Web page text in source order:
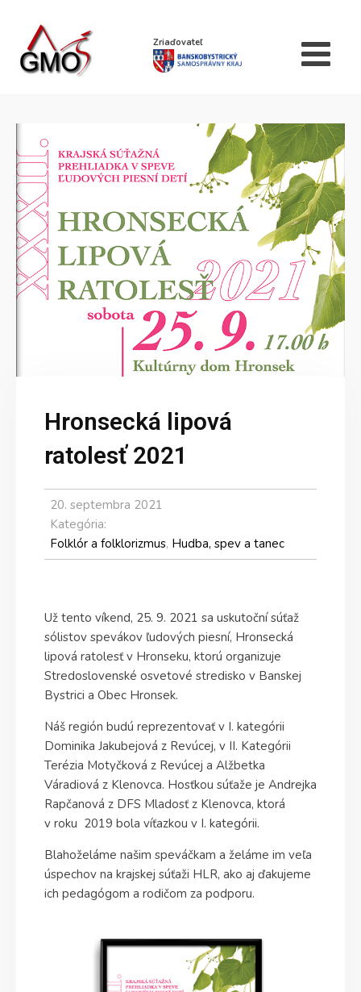
Zriaďovateľ
Hronsecká lipová
ratolesť 2021
20. septembra 2021
Kategória:
Folklór a folklorizmus, Hudba, spev a tanec
Už tento víkend, 25. 9. 2021 sa uskutoční súťaž
sólistov spevákov ľudových piesní, Hronsecká
lipová ratolesť v Hronseku, ktorú organizuje
Stredoslovenské osvetové stredisko v Banskej
Bystrici a Obec Hronsek.
Náš región budú reprezentovať v I. kategórii
Dominika Jakubejová z Revúcej, v II. Kategórii
Terézia Motyčková z Revúcej a Alžbetka
Váradiová z Klenovca. Hosťkou súťaže je Andrejka
Rapčanová z DFS Mladosť z Klenovca, ktorá
v roku 2019 bola víťazkou v I. kategórii.
Blahoželáme našim speváčkam a želáme im veľa
úspechov na krajskej súťaži HLR, ako aj ďakujeme
ich pedagógom a rodičom za podporu.